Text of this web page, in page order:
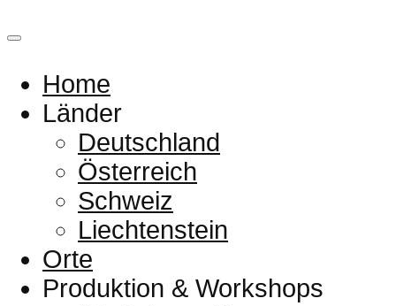
Home
Länder
Deutschland
Österreich
Schweiz
Liechtenstein
Orte
Produktion & Workshops